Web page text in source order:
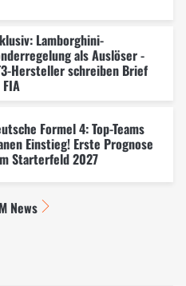
Lamborghini-
als Auslöser -
Hersteller schreiben Brief
Formel 4: Top-Teams
Einstieg! Erste Prognose
Starterfeld 2027
News